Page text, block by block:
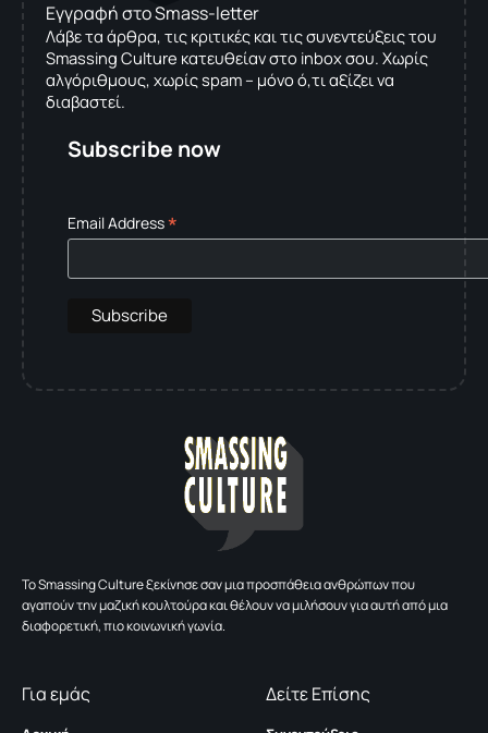
Εγγραφή στο Smass-letter
Λάβε τα άρθρα, τις κριτικές και τις συνεντεύξεις του
Smassing Culture κατευθείαν στο inbox σου. Χωρίς
αλγόριθμους, χωρίς spam – μόνο ό,τι αξίζει να
διαβαστεί.
Subscribe now
Email Address*
To Smassing Culture ξεκίνησε σαν μια προσπάθεια ανθρώπων που
αγαπούν την μαζική κουλτούρα και θέλουν να μιλήσουν για αυτή από μια
διαφορετική, πιο κοινωνική γωνία.
Για εμάς Δείτε Επίσης